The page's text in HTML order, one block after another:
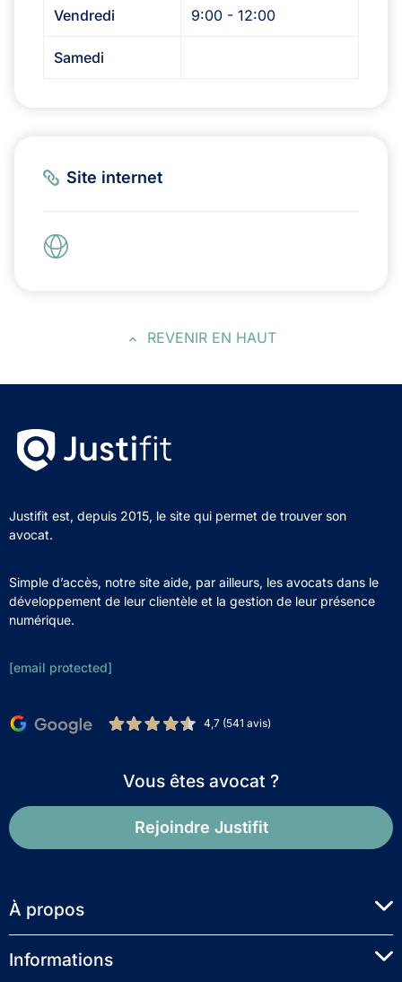
Vendredi 9:00 - 12:00
Samedi
Site internet
REVENIR EN HAUT
Justifit est, depuis 2015, le site qui permet de trouver son
avocat.
Simple d’accès, notre site aide, par ailleurs, les avocats dans le
développement de leur clientèle et la gestion de leur présence
numérique.
[email protected]
4,7 (541 avis)
Vous êtes avocat ?
Rejoindre Justifit
À propos
Informations